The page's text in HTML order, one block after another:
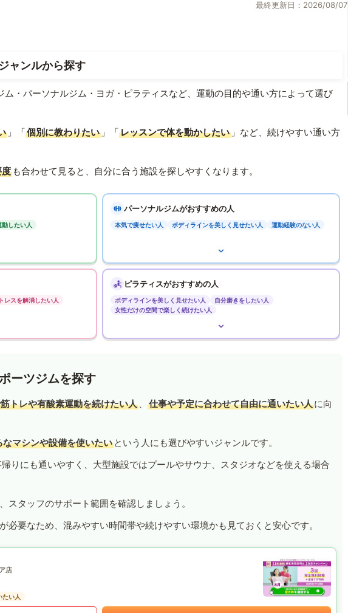
最終更新日：2026/08/07
ャンルから探す
・パーソナルジム・ヨガ・ピラティスなど、運動の目的や通い方によって選び
」「個別に教わりたい 」「レッスンで体を動かしたい 」など、続けやすい通い方
も合わせて見ると、自分に合う施設を探しやすくなります。
したい人
パーソナルジムがおすすめの人
本気で痩せたい人 ボディラインを美しく見せたい人 運動経験のない人
レスを解消したい人
ピラティスがおすすめの人
ボディラインを美しく見せたい人
自分磨きをしたい人
女性だけの空間で楽しく続けたい人
ーツジムを探す
トレや有酸素運動を続けたい人 、 仕事や予定に合わせて自由に通いたい人に向
なマシンや設備を使いたい という人にも選びやすいジャンルです。
りにも通いやすく、大型施設ではプールやサウナ、スタジオなどを使える場合
スタッフのサポート範囲を確認しましょう。
必要なため、混みやすい時間帯や続けやすい環境かも見ておくと安心です。
店
たい人